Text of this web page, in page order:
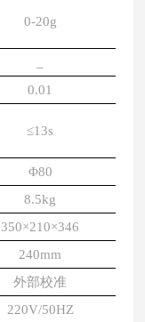
0-20g
0.01
≤13s
Φ80
8.5kg
350×210×346
240mm
外部校准
220V/50HZ